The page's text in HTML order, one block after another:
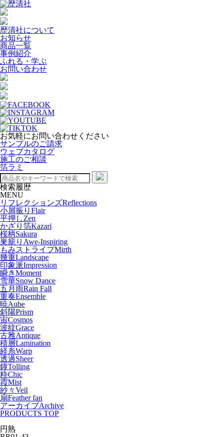
歴清社について
お知らせ
商品一覧
事例紹介
ふれる・学ぶ
お問い合わせ
お気軽にお問い合わせください
サンプルのご請求
ウェブカタログ
施工のご相談
箔ラミ
検索履歴
MENU
リフレクションズReflections
小屑振り Flair
平押しZen
かざり箔Kazari
桜柄Sakura
巣籠り Awe-Inspiring
もみストライプMirth
幾重Landscape
印象派Impression
瞬きMoment
雪華Snow Dance
五月雨Rain Fall
重奏Ensemble
暁Aube
斜陽Prism
宙Cosmos
波紋Grace
古雅Antique
積層Lamination
経糸Warp
透過Sheer
鐘Tolling
粋Chic
霞Mist
紗々Veil
扇Feather fan
アーカイブArchive
PRODUCTS TOP
円熟